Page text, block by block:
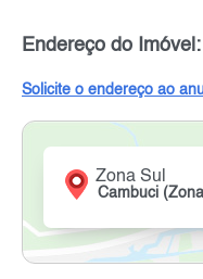
Endereço do Imóvel:
Solicite o endereço ao
Zona Sul
Cambuci